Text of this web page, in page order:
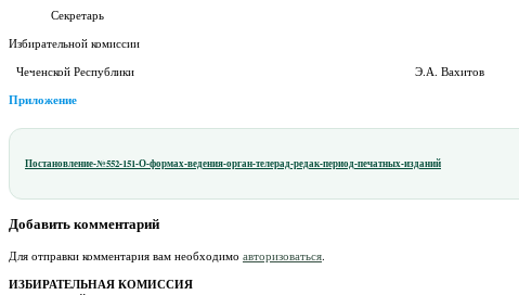
Секретарь
Избирательной комиссии
Чеченской Республики Э.А. Вахитов
Приложение
Постановление-№552-151-О-формах-ведения-орган-телерад-редак-период-печатных-изданий
Добавить комментарий
Для отправки комментария вам необходимо авторизоваться.
ИЗБИРАТЕЛЬНАЯ КОМИССИЯ